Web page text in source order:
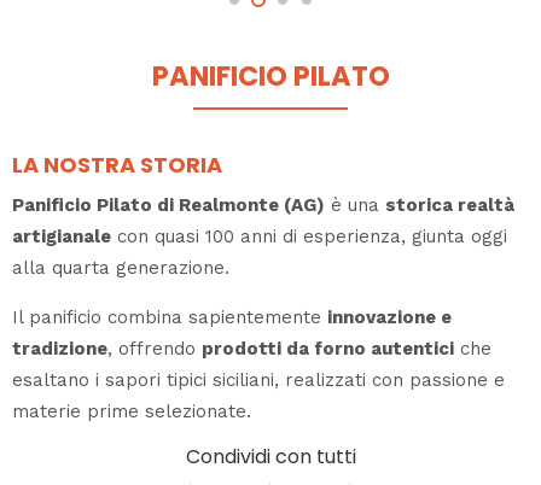
PANIFICIO PILATO
LA NOSTRA STORIA
Panificio Pilato di Realmonte (AG) è una storica realtà
artigianale con quasi 100 anni di esperienza, giunta oggi
alla quarta generazione.
Il panificio combina sapientemente innovazione e
tradizione, offrendo prodotti da forno autentici che
esaltano i sapori tipici siciliani, realizzati con passione e
materie prime selezionate.
Condividi con tutti